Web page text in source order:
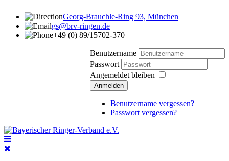
Georg-Brauchle-Ring 93, München
gs@brv-ringen.de
+49 (0) 89/15702-370
Benutzername
Passwort
Angemeldet bleiben
Anmelden
Benutzername vergessen?
Passwort vergessen?